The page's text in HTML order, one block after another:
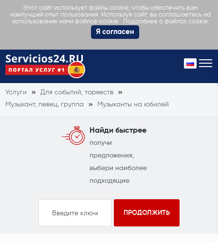
Этот сайт использует файлы cookie, чтобы обеспечить вам
наилучший опыт пользования. Используя сайт, вы соглашаетесь на
использование нами файлов cookie.
Подробнее о файлах cookie.
Я согласен
Услуги
Для событий, торжеств
Музыкант, певец, группа
Музыканты на юбилей
Найди быстрее
получи
предложения,
выбери наиболее
подходящие